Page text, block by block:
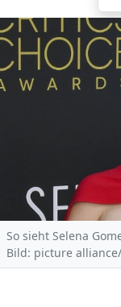
So sieht Selena
Bild: picture